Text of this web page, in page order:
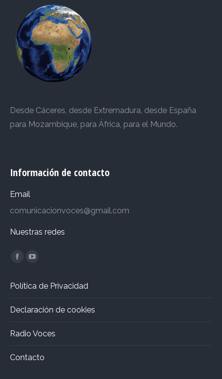
Desde Cáceres, desde Extremadura, desde España
para Mozambique, para África, para el Mundo.
Información de contacto
Email
comunicacionvoces@gmail.com
Nuestras redes
Encuéntranos en:
Facebook
opens
new
YouTube
opens
new
Política de Privacidad
Declaración de cookies
Radio Voces
Contacto